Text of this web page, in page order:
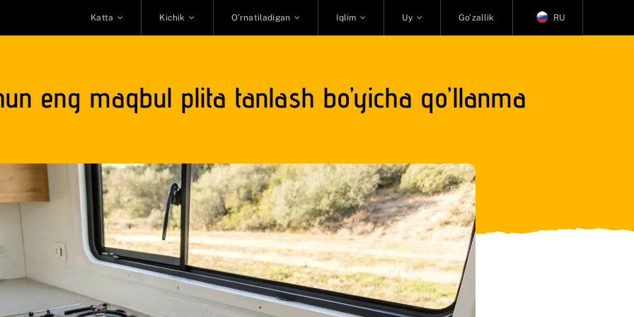
Katta Kichik O’rnatiladigan Iqlim Uy Go’zallik RU
eng maqbul plita tanlash bo’yicha qo’llanma